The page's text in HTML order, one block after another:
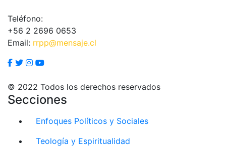
Teléfono:
+56 2 2696 0653
Email: rrpp@mensaje.cl
© 2022 Todos los derechos reservados
Secciones
Enfoques Políticos y Sociales
Teología y Espiritualidad